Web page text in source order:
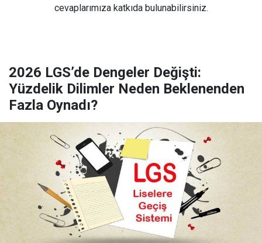
cevaplarımıza katkıda bulunabilirsiniz.
2026 LGS’de Dengeler Değişti:
Yüzdelik Dilimler Neden Beklenenden
Fazla Oynadı?